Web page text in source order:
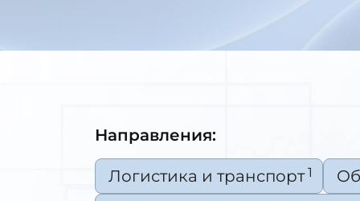
Направления:
Логистика и транспорт 1